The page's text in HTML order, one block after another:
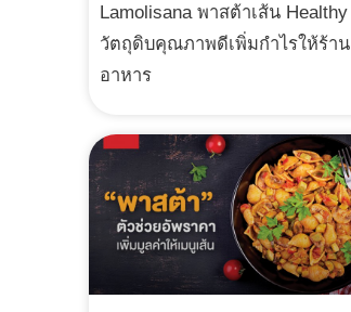
Lamolisana พาสต้าเส้น Healthy
วัตถุดิบคุณภาพดีเพิ่มกำไรให้ร้าน
อาหาร